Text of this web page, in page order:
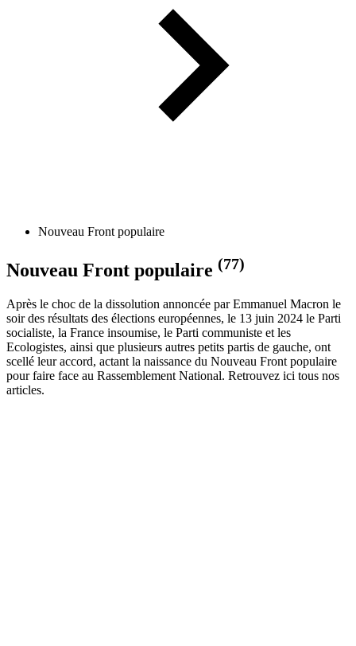
Nouveau Front populaire
Nouveau Front populaire (77)
Après le choc de la dissolution annoncée par Emmanuel Macron le
soir des résultats des élections européennes, le 13 juin 2024 le Parti
socialiste, la France insoumise, le Parti communiste et les
Ecologistes, ainsi que plusieurs autres petits partis de gauche, ont
scellé leur accord, actant la naissance du Nouveau Front populaire
pour faire face au Rassemblement National. Retrouvez ici tous nos
articles.